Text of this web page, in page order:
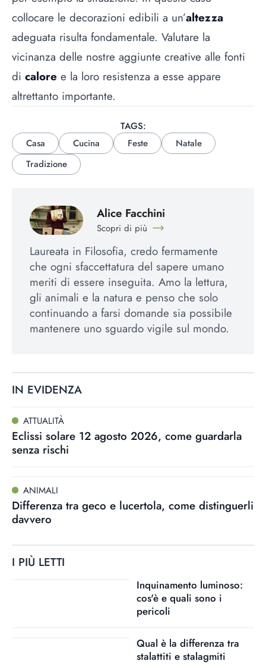
collocare le decorazioni edibili a un’altezza
adeguata risulta fondamentale. Valutare la
vicinanza delle nostre aggiunte creative alle fonti
di calore e la loro resistenza a esse appare
altrettanto importante.
TAGS:
Casa
Cucina Feste
Natale
Tradizione
Alice Facchini
Scopri di più
Laureata in Filosofia, credo fermamente
che ogni sfaccettatura del sapere umano
meriti di essere inseguita. Amo la lettura,
gli animali e la natura e penso che solo
continuando a farsi domande sia possibile
mantenere uno sguardo vigile sul mondo.
IN EVIDENZA
ATTUALITÀ
Eclissi solare 12 agosto 2026, come guardarla
senza rischi
ANIMALI
Differenza tra geco e lucertola, come distinguerli
davvero
I PIÙ LETTI
Inquinamento luminoso:
cos'è e quali sono i
pericoli
Qual è la differenza tra
stalattiti e stalagmiti